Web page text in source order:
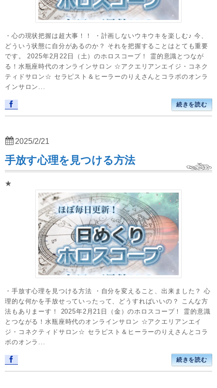
・心の現状把握は超大事！！ ・計画しないウキウキを楽しむ♪ 今、
どういう状態に自分があるのか？ それを把握することはとても重要
です。 2025年2月22日（土）のホロスコープ！ 霊的意識とつなが
る！水瓶座時代のオンラインサロン ☆アクエリアンエイジ・コネク
ティドサロン☆ セラピスト＆ヒーラーのりえさんとコラボのオンラ
インサロン...
続きを読む
手放す心理を見つける方法
★
・手放す心理を見つける方法 ・自分を変えること、出来ました？ 心
理的な何かを手放せっていったって、どうすればいいの？ こんな方
法もありまーす！ 2025年2月21日（金）のホロスコープ！ 霊的意識
とつながる！水瓶座時代のオンラインサロン ☆アクエリアンエイ
ジ・コネクティドサロン☆ セラピスト＆ヒーラーのりえさんとコラ
ボのオンラ...
続きを読む
2025/2/21